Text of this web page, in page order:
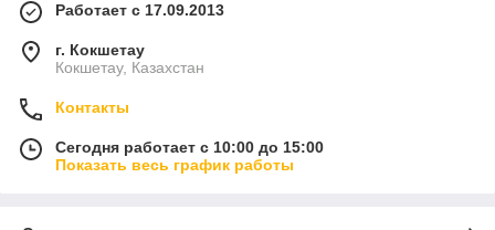
Работает с 17.09.2013
г. Кокшетау
Кокшетау, Казахстан
Контакты
Сегодня работает с 10:00 до 15:00
Показать весь график работы